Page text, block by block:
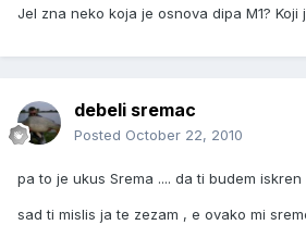
Jel zna neko koja je osnova dipa M1? Koji
debeli sremac
Posted October 22, 2010
pa to je ukus Srema .... da ti budem iskren
sad ti mislis ja te zezam , e ovako mi